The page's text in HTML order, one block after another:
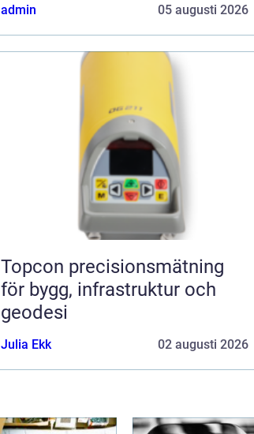
admin 05 augusti 2026
Topcon precisionsmätning
för bygg, infrastruktur och
geodesi
Julia Ekk 02 augusti 2026